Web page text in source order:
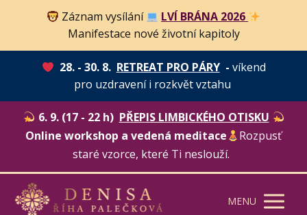
Záznam vysílání
LVÍ BRÁNA 2026
Manifestace nové životní kapitoly
28. - 30. 8. RETREAT PRO PÁRY- víkend
pro uzdravení i rozkvět vztahu
6. 9. (17 - 22 h) PŘEPIS LIMBICKÉHO OTISKU
Online workshop a vedená meditace
Rozpusť
staré vzorce, které Ti neslouží.
MENU